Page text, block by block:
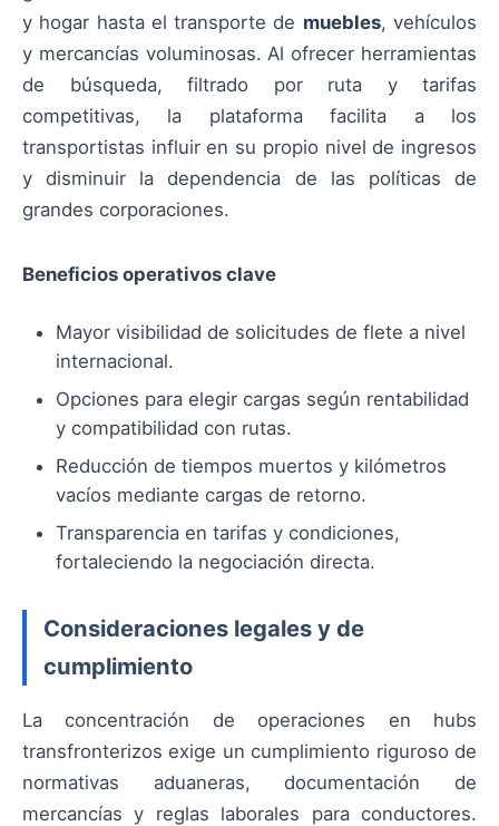
y hogar hasta el transporte de muebles, vehículos
y mercancías voluminosas. Al ofrecer herramientas
de búsqueda, filtrado por ruta y tarifas
competitivas, la plataforma facilita a los
transportistas influir en su propio nivel de ingresos
y disminuir la dependencia de las políticas de
grandes corporaciones.
Beneficios operativos clave
Mayor visibilidad de solicitudes de flete a nivel
internacional.
Opciones para elegir cargas según rentabilidad
y compatibilidad con rutas.
Reducción de tiempos muertos y kilómetros
vacíos mediante cargas de retorno.
Transparencia en tarifas y condiciones,
fortaleciendo la negociación directa.
Consideraciones legales y de
cumplimiento
La concentración de operaciones en hubs
transfronterizos exige un cumplimiento riguroso de
normativas aduaneras, documentación de
mercancías y reglas laborales para conductores.